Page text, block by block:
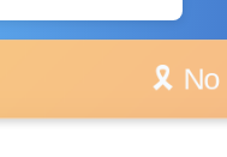
🎗️ No